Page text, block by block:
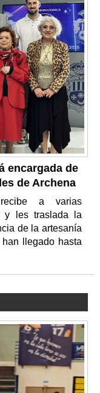
encargada de
de Archena
a varias
y les traslada la
de la artesanía
llegado hasta